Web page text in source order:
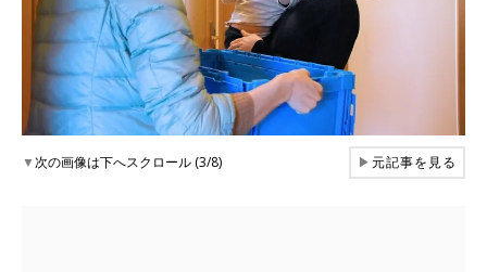
▼次の画像は下へスクロール (3/8) ▶元記事を見る